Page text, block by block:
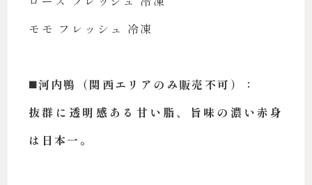
モモ フレッシュ 冷凍
◼️河内鴨（関西エリアのみ販売不可）：
抜群に透明感ある甘い脂、旨味の濃い赤身
は日本一。